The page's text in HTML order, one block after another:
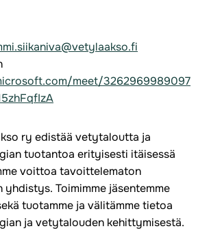
meet/3262969989097
ry edistää vetytaloutta ja
tuotantoa erityisesti itäisessä
voittoa tavoittelematon
Toimimme jäsentemme
tuotamme ja välitämme tietoa
ja vetytalouden kehittymisestä.